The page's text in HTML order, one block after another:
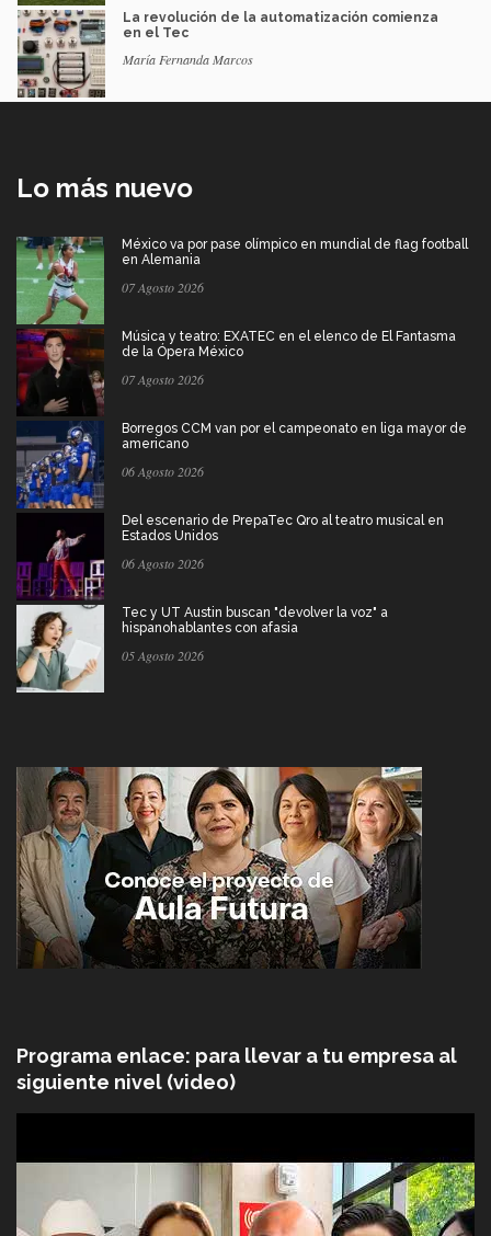
La revolución de la automatización comienza
en el Tec
María Fernanda Marcos
Lo más nuevo
México va por pase olímpico en mundial de flag football
en Alemania
07 Agosto 2026
Música y teatro: EXATEC en el elenco de El Fantasma
de la Ópera México
07 Agosto 2026
Borregos CCM van por el campeonato en liga mayor de
americano
06 Agosto 2026
Del escenario de PrepaTec Qro al teatro musical en
Estados Unidos
06 Agosto 2026
Tec y UT Austin buscan "devolver la voz" a
hispanohablantes con afasia
05 Agosto 2026
Programa enlace: para llevar a tu empresa al
siguiente nivel (video)